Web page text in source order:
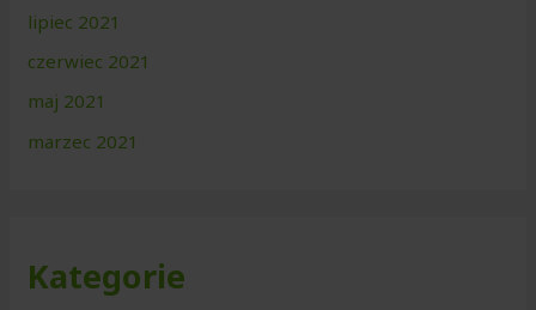
lipiec 2021
czerwiec 2021
maj 2021
marzec 2021
Kategorie